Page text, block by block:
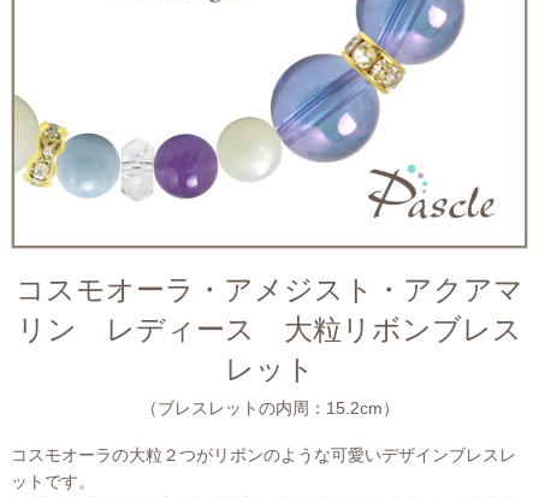
コスモオーラ・アメジスト・アクアマ
リン レディース 大粒リボンブレス
レット
（ブレスレットの内周：15.2cm）
コスモオーラの大粒２つがリボンのような可愛いデザインブレスレ
ットです。